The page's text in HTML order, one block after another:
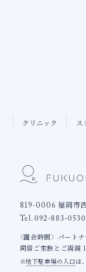
クリニック ス
819-0006 福岡市
Tel. 092-883-0530
〈面会時間〉パート
同居ご家族とご両親
※地下駐車場の入口は